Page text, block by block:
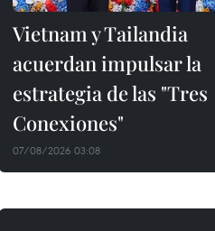
Vietnam y Tailandia
acuerdan impulsar la
estrategia de las "Tres
Conexiones"
07/08/2026 03:08